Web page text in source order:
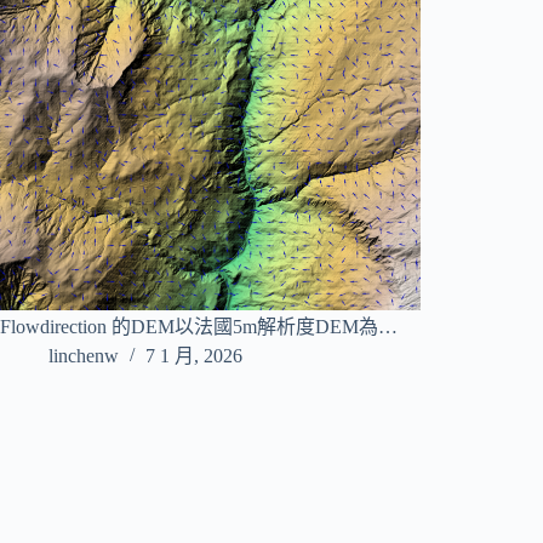
Flowdirection 的DEM以法國5m解析度DEM為…
linchenw
7 1 月, 2026